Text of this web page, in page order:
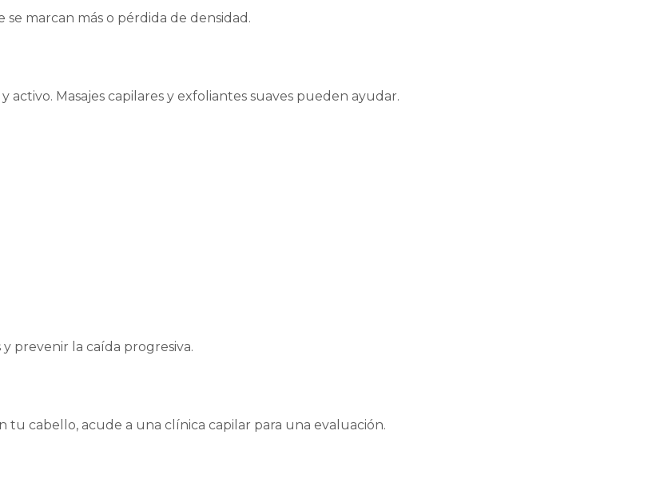
marcan más o pérdida de densidad.
Masajes capilares y exfoliantes suaves pueden ayudar.
prevenir la caída progresiva.
tu cabello, acude a una clínica capilar para una evaluación.